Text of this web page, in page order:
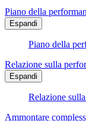
Piano della
Espandi
Piano della
Relazione sulla
Espandi
Relazione
Ammontare